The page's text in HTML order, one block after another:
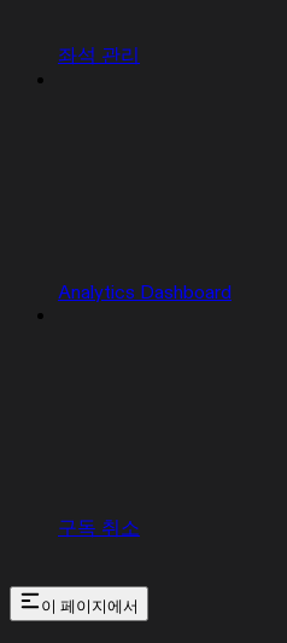
좌석 관리
Analytics Dashboard
구독 취소
이 페이지에서